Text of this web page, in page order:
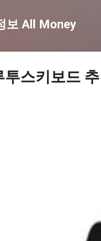
보 All Money
투스키보드